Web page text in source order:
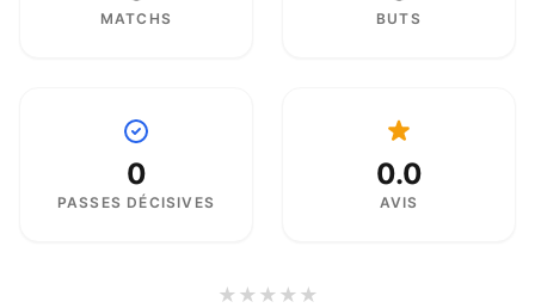
MATCHS BUTS
0
PASSES DÉCISIVES
0.0
AVIS
★ ★ ★ ★ ★